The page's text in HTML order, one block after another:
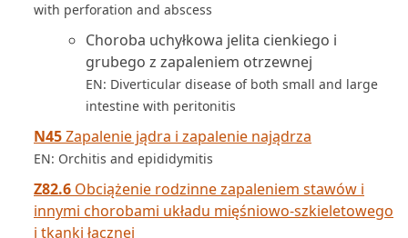
with perforation and abscess
Choroba uchyłkowa jelita cienkiego i
grubego z zapaleniem otrzewnej
EN: Diverticular disease of both small and large
intestine with peritonitis
N45Zapalenie jądra i zapalenie najądrza
EN: Orchitis and epididymitis
Z82.6 Obciążenie rodzinne zapaleniem stawów i
innymi chorobami układu mięśniowo­‑szkieletowego
i tkanki łącznej